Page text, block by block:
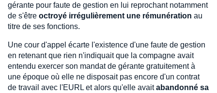
gérante pour faute de gestion en lui reprochant notamment
de s'être octroyé irrégulièrement une rémunération au
titre de ses fonctions.
Une cour d'appel écarte l'existence d'une faute de gestion
en retenant que rien n'indiquait que la compagne avait
entendu exercer son mandat de gérante gratuitement à
une époque où elle ne disposait pas encore d'un contrat
de travail avec l'EURL et alors qu'elle avaitabandonné sa